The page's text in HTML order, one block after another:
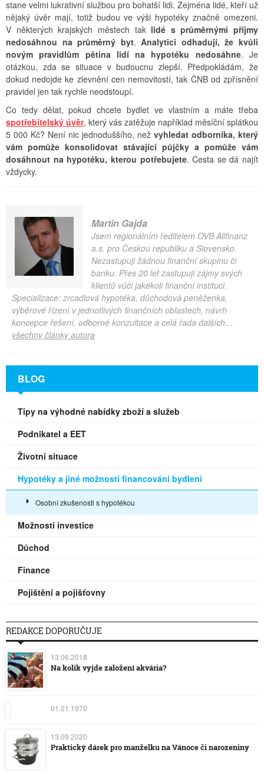
stane velmi lukrativní službou pro bohatší lidi. Zejména lidé, kteří už
nějaký úvěr mají, totiž budou ve výši hypotéky značně omezeni.
V některých krajských městech tak lidé s průměrnými příjmy
nedosáhnou na průměrný byt.Analytici odhadují, že kvůli
novým pravidlům pětina lidí na hypotéku nedosáhne. Je
otázkou, zda se situace v budoucnu zlepší. Předpokládám, že
dokud nedojde ke zlevnění cen nemovitostí, tak ČNB od zpřísnění
pravidel jen tak rychle neodstoupí.
Co tedy dělat, pokud chcete bydlet ve vlastním a máte třeba
spotřebitelský úvěr, který vás zatěžuje například měsíční splátkou
5 000 Kč? Není nic jednoduššího, než vyhledat odborníka, který
vám pomůže konsolidovat stávající půjčky a pomůže vám
dosáhnout na hypotéku, kterou potřebujete. Cesta se dá najít
vždycky.
Martin Gajda
Jsem regionálním ředitelem OVB Allfinanz
a.s. pro Českou republiku a Slovensko.
Nezastupuji žádnou finanční skupinu či
banku. Přes 20 let zastupuji zájmy svých
klientů vůči jakékoli finanční instituci.
Specializace: zrcadlová hypotéka, důchodová peněženka,
výběrové řízení v jednotlivých finančních oblastech, návrh
koncepce řešení, odborné konzultace a celá řada dalších…
všechny články autora
BLOG
Tipy na výhodné nabídky zboží a služeb
Podnikatel a EET
Životní situace
Hypotéky a jiné možnosti financování bydlení
Osobní zkušenosti s hypotékou
Možnosti investice
Důchod
Finance
Pojištění a pojišťovny
REDAKCE DOPORUČUJE
13.06.2018
Na kolik vyjde založení akvária?
01.01.1970
13.09.2020
Praktický dárek pro manželku na Vánoce či narozeniny